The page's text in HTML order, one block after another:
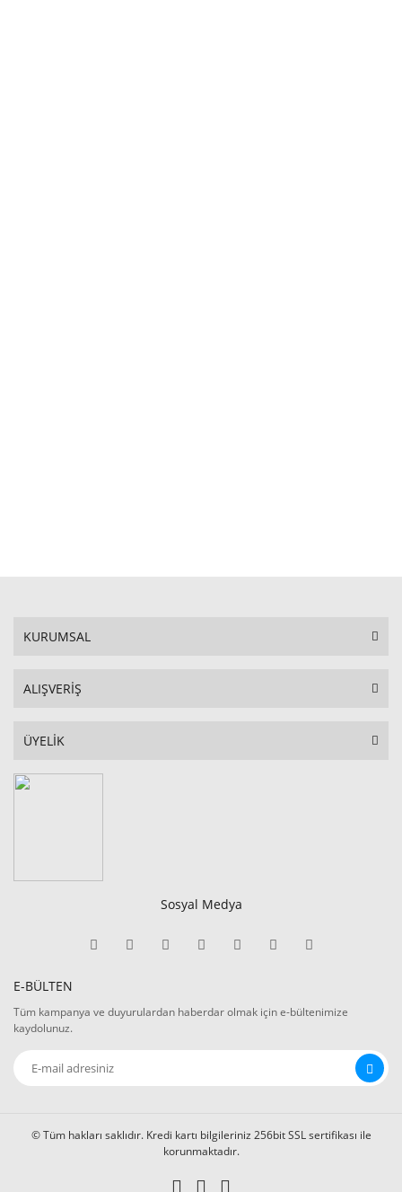
KURUMSAL
ALIŞVERİŞ
ÜYELİK
Sosyal Medya
E-BÜLTEN
Tüm kampanya ve duyurulardan haberdar olmak için e-bültenimize
kaydolunuz.
© Tüm hakları saklıdır. Kredi kartı bilgileriniz 256bit SSL sertifikası ile
korunmaktadır.